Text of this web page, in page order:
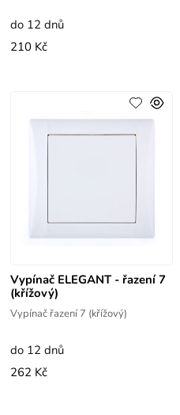
do 12 dnů
210 Kč
Vypínač ELEGANT - řazení 7
(křížový)
Vypínač řazení 7 (křížový)
do 12 dnů
262 Kč